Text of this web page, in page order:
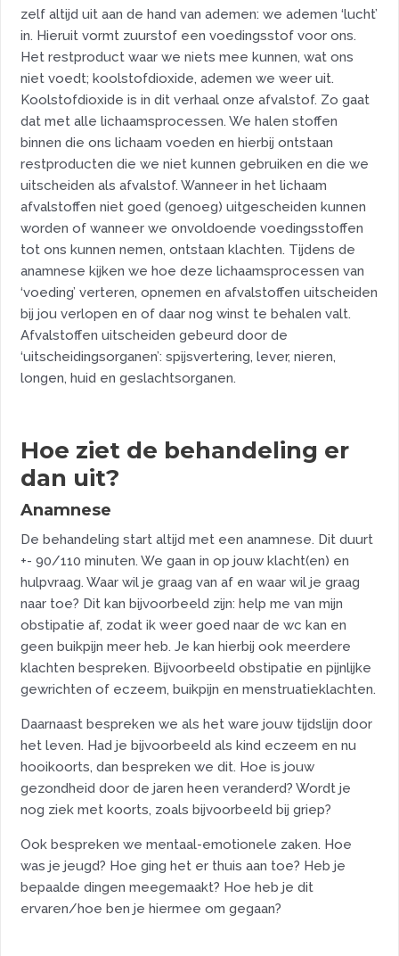
zelf altijd uit aan de hand van ademen: we ademen ‘lucht’
in. Hieruit vormt zuurstof een voedingsstof voor ons.
Het restproduct waar we niets mee kunnen, wat ons
niet voedt; koolstofdioxide, ademen we weer uit.
Koolstofdioxide is in dit verhaal onze afvalstof. Zo gaat
dat met alle lichaamsprocessen. We halen stoffen
binnen die ons lichaam voeden en hierbij ontstaan
restproducten die we niet kunnen gebruiken en die we
uitscheiden als afvalstof. Wanneer in het lichaam
afvalstoffen niet goed (genoeg) uitgescheiden kunnen
worden of wanneer we onvoldoende voedingsstoffen
tot ons kunnen nemen, ontstaan klachten. Tijdens de
anamnese kijken we hoe deze lichaamsprocessen van
‘voeding’ verteren, opnemen en afvalstoffen uitscheiden
bij jou verlopen en of daar nog winst te behalen valt.
Afvalstoffen uitscheiden gebeurd door de
‘uitscheidingsorganen’: spijsvertering, lever, nieren,
longen, huid en geslachtsorganen.
Hoe ziet de behandeling er
dan uit?
Anamnese
De behandeling start altijd met een anamnese. Dit duurt
+- 90/110 minuten. We gaan in op jouw klacht(en) en
hulpvraag. Waar wil je graag van af en waar wil je graag
naar toe? Dit kan bijvoorbeeld zijn: help me van mijn
obstipatie af, zodat ik weer goed naar de wc kan en
geen buikpijn meer heb. Je kan hierbij ook meerdere
klachten bespreken. Bijvoorbeeld obstipatie en pijnlijke
gewrichten of eczeem, buikpijn en menstruatieklachten.
Daarnaast bespreken we als het ware jouw tijdslijn door
het leven. Had je bijvoorbeeld als kind eczeem en nu
hooikoorts, dan bespreken we dit. Hoe is jouw
gezondheid door de jaren heen veranderd? Wordt je
nog ziek met koorts, zoals bijvoorbeeld bij griep?
Ook bespreken we mentaal-emotionele zaken. Hoe
was je jeugd? Hoe ging het er thuis aan toe? Heb je
bepaalde dingen meegemaakt? Hoe heb je dit
ervaren/hoe ben je hiermee om gegaan?